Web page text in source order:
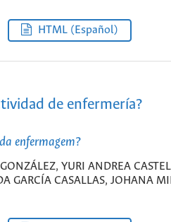
HTML (Español)
de enfermería?
enfermagem?
YURI ANDREA
GARCÍA CASALLAS, JOHANA